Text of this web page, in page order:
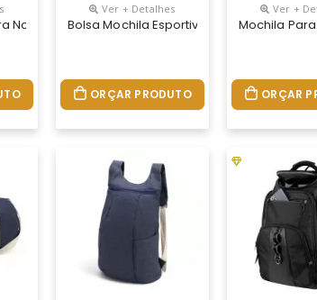
Notebook Personalizada
Ver + Detalhes
Bolsa Mochila Esportiva Personalizada
ORÇAR PRODUTO
Ver +
Mochila
ORÇAR